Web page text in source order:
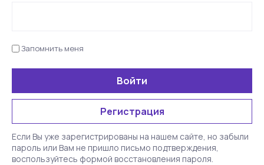
Запомнить меня
Войти
Регистрация
Если Вы уже зарегистрированы на нашем сайте, но забыли
пароль или Вам не пришло письмо подтверждения,
воспользуйтесь формой восстановления пароля.